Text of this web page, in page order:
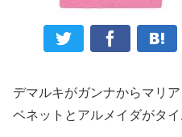
デマルキがガンナからマリ
ベネットとアルメイダがタイ